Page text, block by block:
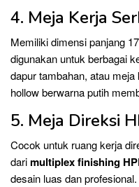
4. Meja Kerja
Memiliki dimensi panjang
digunakan untuk berbagai
dapur tambahan, atau
hollow berwarna putih
5. Meja Direksi
Cocok untuk ruang kerja
darimultiplex finishing
desain luas dan